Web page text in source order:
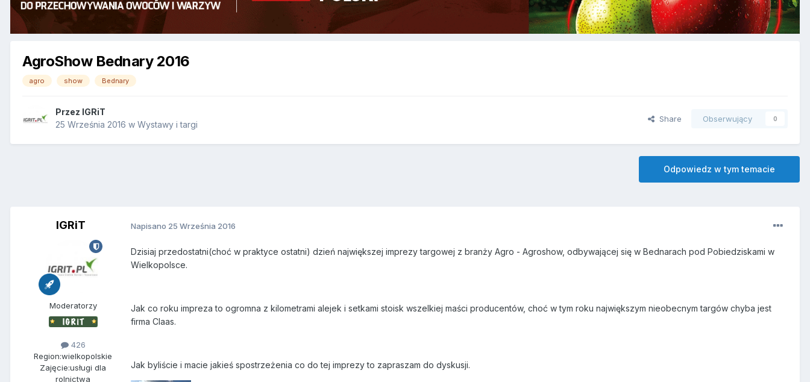
AgroShow Bednary 2016
agro show Bednary
Przez IGRiT
25 Września 2016 w Wystawy i targi
Share Obserwujący 0
Odpowiedz w tym temacie
IGRiT
Moderatorzy
426
Region:wielkopolskie
Zajęcie:usługi dla
rolnictwa
Napisano 25 Września 2016
Dzisiaj przedostatni(choć w praktyce ostatni) dzień największej imprezy targowej z branży Agro - Agroshow, odbywającej się w Bednarach pod Pobiedziskami w
Wielkopolsce.
Jak co roku impreza to ogromna z kilometrami alejek i setkami stoisk wszelkiej maści producentów, choć w tym roku największym nieobecnym targów chyba jest
firma Claas.
Jak byliście i macie jakieś spostrzeżenia co do tej imprezy to zapraszam do dyskusji.